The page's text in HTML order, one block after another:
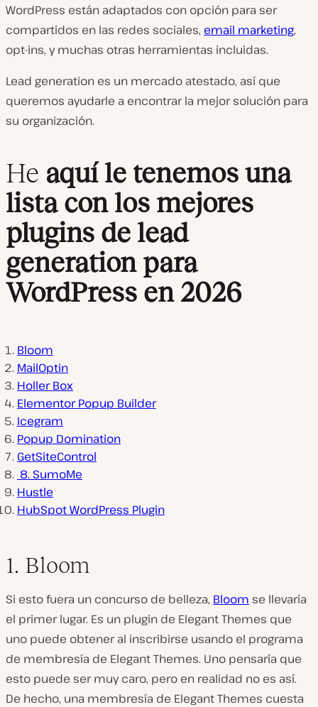
WordPress están adaptados con opción para ser
compartidos en las redes sociales, email marketing,
opt-ins, y muchas otras herramientas incluidas.
Lead generation es un mercado atestado, así que
queremos ayudarle a encontrar la mejor solución para
su organización.
He aquí le tenemos una
lista con los mejores
plugins de lead
generation para
WordPress en 2026
Bloom
MailOptin
Holler Box
Elementor Popup Builder
Icegram
Popup Domination
GetSiteControl
8. SumoMe
Hustle
HubSpot WordPress Plugin
1. Bloom
Si esto fuera un concurso de belleza, Bloom se llevaría
el primer lugar. Es un plugin de Elegant Themes que
uno puede obtener al inscribirse usando el programa
de membresía de Elegant Themes. Uno pensaría que
esto puede ser muy caro, pero en realidad no es así.
De hecho, una membresía de Elegant Themes cuesta